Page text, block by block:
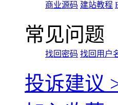
商业源码 建站教程
常见问题
找回密码 找回用户
投诉建议